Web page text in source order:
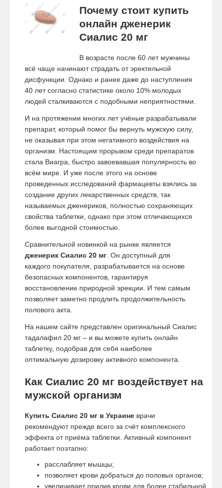
Почему стоит купить
онлайн дженерик
Сиалис 20 мг
В возрасте после 60 лет мужчины
всё чаще начинают страдать от эректильной
дисфункции. Однако и ранее даже до наступления
40 лет согласно статистике около 10% молодых
людей сталкиваются с подобными неприятностями.
И на протяжении многих лет учёные разрабатывали
препарат, который помог бы вернуть мужскую силу,
не оказывая при этом негативного воздействия на
организм. Настоящим прорывом среди препаратов
стала Виагра, быстро завоевавшая популярность во
всём мире. И уже после этого на основе
проведенных исследований фармацевты взялись за
создание других лекарственных средств, так
называемых дженериков, полностью сохраняющих
свойства таблетки, однако при этом отличающихся
более выгодной стоимостью.
Сравнительной новинкой на рынке является
дженерик Сиалис 20 мг . Он доступный для
каждого покупателя, разрабатывается на основе
безопасных компонентов, гарантируя
восстановление природной эрекции. И тем самым
позволяет заметно продлить продолжительность
полового акта.
На нашем сайте представлен оригинальный Сиалис
тадалафил 20 мг – и вы можете купить онлайн
таблетку, подобрав для себя наиболее
оптимальную дозировку активного компонента.
Как Сиалис 20 мг воздействует на
мужской организм
Купить Сиалис 20 мг в Украине врачи
рекомендуют прежде всего за счёт комплексного
эффекта от приёма таблетки. Активный компонент
работает поэтапно:
расслабляет мышцы;
позволяет крови добраться до половых органов;
увеличивает прилив крови для более стабильной